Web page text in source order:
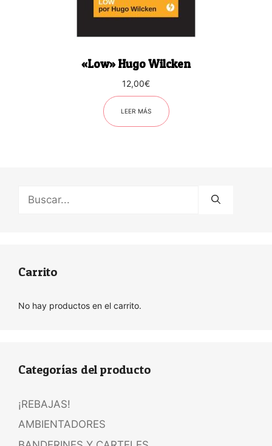
«Low» Hugo Wilcken
12,00€
LEER MÁS
Carrito
No hay productos en el carrito.
Categorías del producto
¡REBAJAS!
AMBIENTADORES